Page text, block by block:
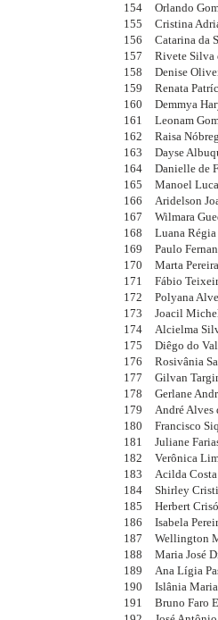
154
Orlando
155
Cristina
156
Catarina da
157
Rivete Silva
158
Denise
159
Renata
160
Demmya
161
Leonam
162
Raisa
163
Dayse
164
Danielle de
165
Manoel
166
Aridelson
167
Wilmara
168
Luana
169
Paulo
170
Marta
171
Fábio
172
Polyana
173
Joacil
174
Alcielma
175
Diêgo do
176
Rosivânia
177
Gilvan
178
Gerlane
179
André Alves
180
Francisco
181
Juliane
182
Verônica
183
Acilda Costa
184
Shirley
185
Herbert
186
Isabela
187
Wellington
188
Maria José
189
Ana Lígia
190
Islânia
191
Bruno Faro